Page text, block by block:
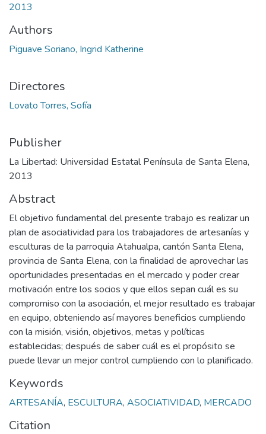
2013
Authors
Piguave Soriano, Ingrid Katherine
Directores
Lovato Torres, Sofía
Publisher
La Libertad: Universidad Estatal Península de Santa Elena,
2013
Abstract
El objetivo fundamental del presente trabajo es realizar un
plan de asociatividad para los trabajadores de artesanías y
esculturas de la parroquia Atahualpa, cantón Santa Elena,
provincia de Santa Elena, con la finalidad de aprovechar las
oportunidades presentadas en el mercado y poder crear
motivación entre los socios y que ellos sepan cuál es su
compromiso con la asociación, el mejor resultado es trabajar
en equipo, obteniendo así mayores beneficios cumpliendo
con la misión, visión, objetivos, metas y políticas
establecidas; después de saber cuál es el propósito se
puede llevar un mejor control cumpliendo con lo planificado.
Keywords
ARTESANÍA, ESCULTURA, ASOCIATIVIDAD, MERCADO
Citation